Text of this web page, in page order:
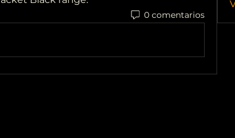
0 comentarios